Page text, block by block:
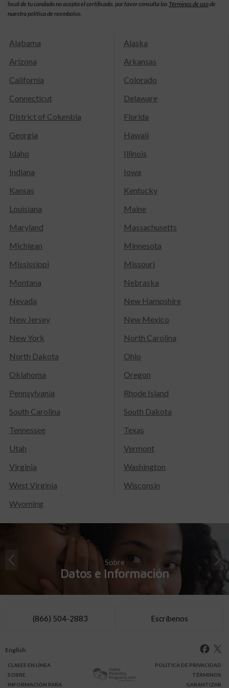
local de tu condado no acepta el certificado, por favor consulta las Términos de usode
nuestra política de reembolso.
Alabama
Alaska
Arizona
Arkansas
California
Colorado
Connecticut
Delaware
District of Columbia
Florida
Georgia
Hawaii
Idaho
Illinois
Indiana
Iowa
Kansas
Kentucky
Louisiana
Maine
Maryland
Massachusetts
Michigan
Minnesota
Mississippi
Missouri
Montana
Nebraska
Nevada
New Hampshire
New Jersey
New Mexico
New York
North Carolina
North Dakota
Ohio
Oklahoma
Oregon
Pennsylvania
Rhode Island
South Carolina
South Dakota
Tennessee
Texas
Utah
Vermont
Virginia
Washington
West Virginia
Wisconsin
Wyoming
Sobre
Datos e Información
(866) 504-2883 Escríbenos
English
CLASES EN LÍNEA
SOBRE
INFORMACIÓN PARA
POLÍTICA DE PRIVACIDAD
TÉRMINOS
GARANTIZAR